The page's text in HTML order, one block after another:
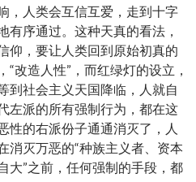
，人类会互信互爱，走到十字
有序通过。这种天真的看法，
仰，要让人类回到原始初真的
改造人性”，而红绿灯的设立，
到社会主义天国降临，人就自
左派的所有强制行为，都在这
性的右派份子通通消灭了，人
消灭万恶的“种族主义者、资本
大”之前，任何强制的手段，都